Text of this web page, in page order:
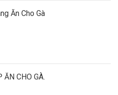
Ăn Cho Gà
ĂN CHO GÀ.